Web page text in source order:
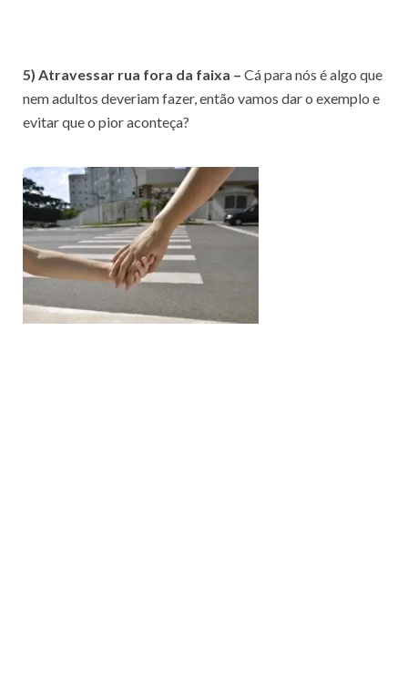
5) Atravessar rua fora da faixa – Cá para nós é algo que
nem adultos deveriam fazer, então vamos dar o exemplo e
evitar que o pior aconteça?